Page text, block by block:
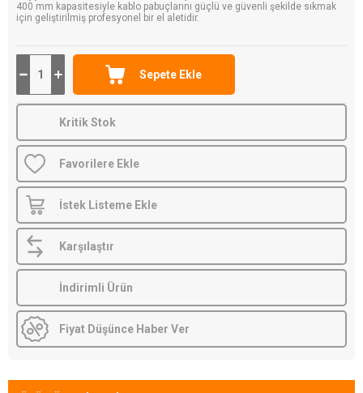
400 mm kapasitesiyle kablo pabuçlarını güçlü ve güvenli şekilde sıkmak
için geliştirilmiş profesyonel bir el aletidir.
Kritik Stok
Favorilere Ekle
İstek Listeme Ekle
Karşılaştır
İndirimli Ürün
Fiyat Düşünce Haber Ver